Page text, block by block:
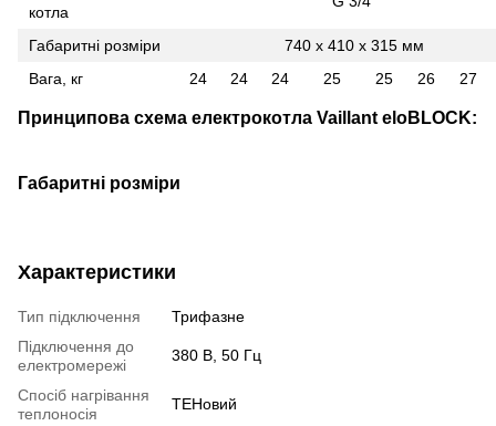
котла
Габаритні розміри
740 х 410 х 315 мм
Вага, кг
24 24 24 25 25 26 27
Принципова схема електрокотла Vaillant eloBLOCK:
Габаритні розміри
Характеристики
Тип підключення
Трифазне
Підключення до
електромережі
380 В, 50 Гц
Спосіб нагрівання
теплоносія
ТЕНовий